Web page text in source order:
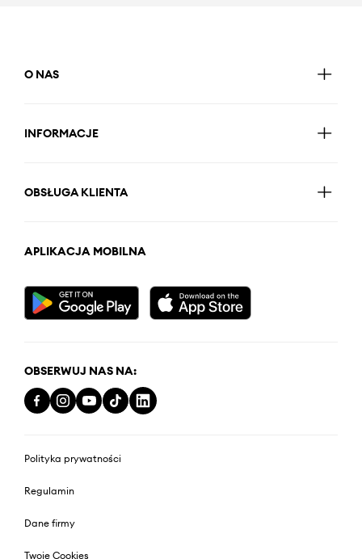
O NAS
INFORMACJE
OBSŁUGA KLIENTA
APLIKACJA MOBILNA
OBSERWUJ NAS NA:
Polityka prywatności
Regulamin
Dane firmy
Twoje Cookies